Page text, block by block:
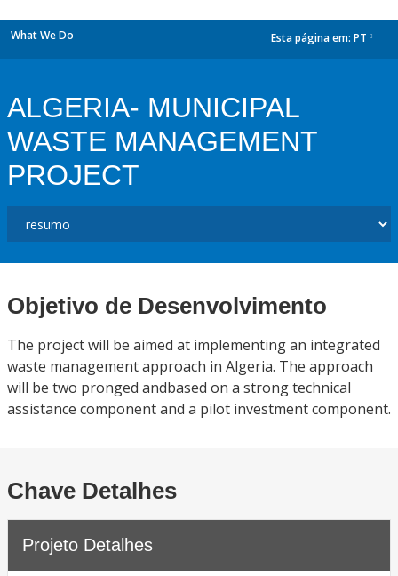
What We Do Esta página em: PT
ALGERIA- MUNICIPAL
WASTE MANAGEMENT
PROJECT
Objetivo de Desenvolvimento
The project will be aimed at implementing an integrated
waste management approach in Algeria. The approach
will be two pronged andbased on a strong technical
assistance component and a pilot investment component.
Chave Detalhes
Projeto Detalhes